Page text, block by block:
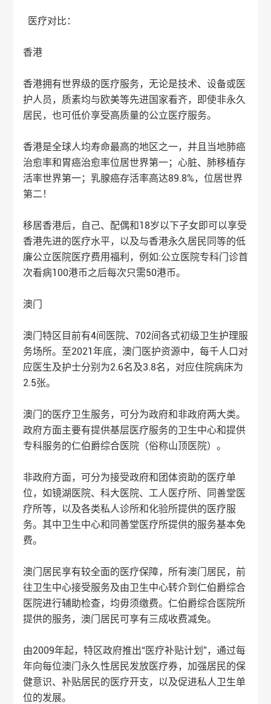
医疗对比：
香港
香港拥有世界级的医疗服务，无论是技术、设备或医
护人员，质素均与欧美等先进国家看齐，即使非永久
居民，也可低价享受高质量的公立医疗服务。
香港是全球人均寿命最高的地区之一，并且当地肺癌
治愈率和胃癌治愈率位居世界第一；心脏、肺移植存
活率世界第一；乳腺癌存活率高达89.8%，位居世界
第二！
移居香港后，自己、配偶和18岁以下子女即可以享受
香港先进的医疗水平，以及与香港永久居民同等的低
廉公立医院医疗费用福利，例如:公立医院专科门诊首
次看病100港币之后每次只需50港币。
澳门
澳门特区目前有4间医院、702间各式初级卫生护理服
务场所。至2021年底，澳门医护资源中，每千人口对
应医生及护士分别为2.6名及3.8名，对应住院病床为
2.5张。
澳门的医疗卫生服务，可分为政府和非政府两大类。
政府方面主要有提供基层医疗服务的卫生中心和提供
专科服务的仁伯爵综合医院（俗称山顶医院）。
非政府方面，可分为接受政府和团体资助的医疗单
位，如镜湖医院、科大医院、工人医疗所、同善堂医
疗所等，以及各类私人诊所和化验所提供的医疗服
务。其中卫生中心和同善堂医疗所提供的服务基本免
费。
澳门居民享有较全面的医疗保障，所有澳门居民，前
往卫生中心接受服务及由卫生中心转介到仁伯爵综合
医院进行辅助检查，均毋须缴费。仁伯爵综合医院所
提供的服务，澳门居民可享有三成收费减免。
由2009年起，特区政府推出“医疗补贴计划”，通过每
年向每位澳门永久性居民发放医疗券，加强居民的保
健意识、补贴居民的医疗开支，以及促进私人卫生单
位的发展。